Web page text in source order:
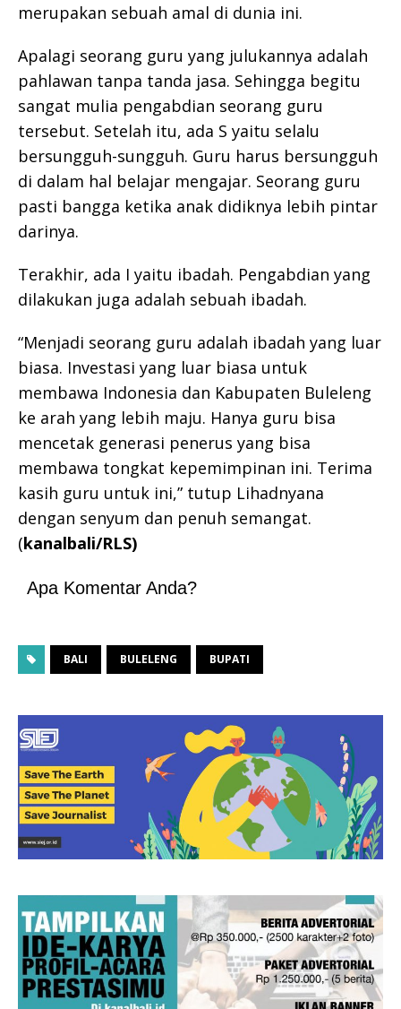
merupakan sebuah amal di dunia ini.
Apalagi seorang guru yang julukannya adalah
pahlawan tanpa tanda jasa. Sehingga begitu
sangat mulia pengabdian seorang guru
tersebut. Setelah itu, ada S yaitu selalu
bersungguh-sungguh. Guru harus bersungguh
di dalam hal belajar mengajar. Seorang guru
pasti bangga ketika anak didiknya lebih pintar
darinya.
Terakhir, ada I yaitu ibadah. Pengabdian yang
dilakukan juga adalah sebuah ibadah.
“Menjadi seorang guru adalah ibadah yang luar
biasa. Investasi yang luar biasa untuk
membawa Indonesia dan Kabupaten Buleleng
ke arah yang lebih maju. Hanya guru bisa
mencetak generasi penerus yang bisa
membawa tongkat kepemimpinan ini. Terima
kasih guru untuk ini,” tutup Lihadnyana
dengan senyum dan penuh semangat.
(kanalbali/RLS)
Apa Komentar Anda?
BALI BULELENG BUPATI